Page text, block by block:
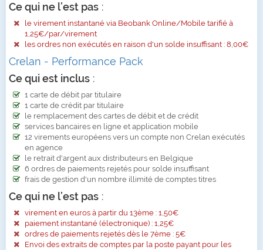
Ce qui ne l’est pas :
le virement instantané via Beobank Online/Mobile tarifié à
1,25€/par/virement
les ordres non exécutés en raison d'un solde insuffisant : 8,00€
Crelan - Performance Pack
Ce qui est inclus :
1 carte de débit par titulaire
1 carte de crédit par titulaire
le remplacement des cartes de débit et de crédit
services bancaires en ligne et application mobile
12 virements européens vers un compte non Crelan exécutés
en agence
le retrait d'argent aux distributeurs en Belgique
6 ordres de paiements rejetés pour solde insuffisant
frais de gestion d'un nombre illimité de comptes titres
Ce qui ne l’est pas :
virement en euros à partir du 13ème : 1,50€
paiement instantané (électronique) : 1,25€
ordres de paiements rejetés dès le 7ème : 5€
Envoi des extraits de comptes par la poste payant pour les